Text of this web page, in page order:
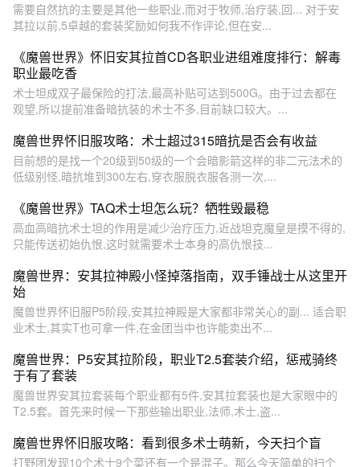
需要自然抗的主要是其他一些职业,而对于牧师,治疗装,回... 对于安
其拉以前,5卓越的套装奖励如何我不作评论,但在安...
《魔兽世界》怀旧安其拉首CD各职业进组难度排行：解毒
职业最吃香
术士坦成双子最保险的打法,最高补贴可达到500G。由于过去都在
观望,所以提前准备暗抗装的术士不多,目前缺口较大。...
魔兽世界怀旧服攻略：术士超过315暗抗是否会有收益
目前想的是找一个20级到50级的一个会暗影箭这样的非二元法术的
低级别怪,暗抗堆到300左右,穿衣服脱衣服各测一次,...
《魔兽世界》TAQ术士坦怎么玩？牺牲毁最稳
高血高暗抗术士坦的作用是减少治疗压力,近战坦克魔皇是摸不得的,
只能传送初始仇恨,这时就需要术士本身的高仇恨技...
魔兽世界：安其拉神殿小怪掉落指南，双手锤战士从这里开
始
魔兽世界怀旧服P5阶段,安其拉神殿是大家都非常关心的副... 适合职
业术士,其实T也可拿一件,在金团当中也许能卖出不...
魔兽世界：P5安其拉阶段，职业T2.5套装介绍，惩戒骑终
于有了套装
魔兽世界安其拉套装每个职业都有5件,安其拉套装也是大家眼中的
T2.5套。首先来时候一下那些输出职业,法师,术士,盗...
魔兽世界怀旧服攻略：看到很多术士萌新，今天扫个盲
打野团发现10个术士9个菜还有一个是混子。那么今天简单的扫个